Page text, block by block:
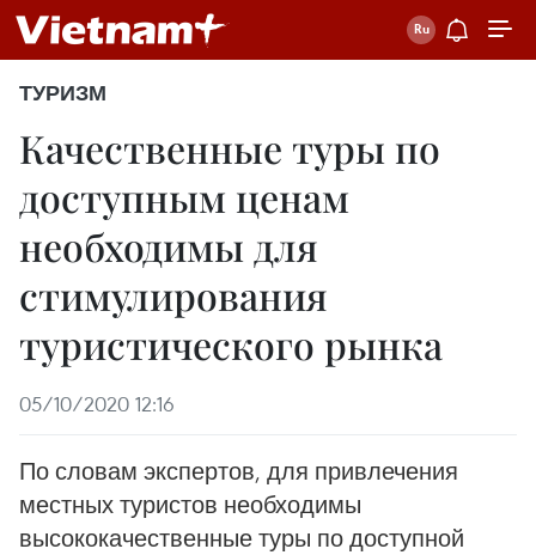
ТУРИЗМ
Качественные туры по
доступным ценам
необходимы для
стимулирования
туристического рынка
05/10/2020 12:16
По словам экспертов, для привлечения
местных туристов необходимы
высококачественные туры по доступной